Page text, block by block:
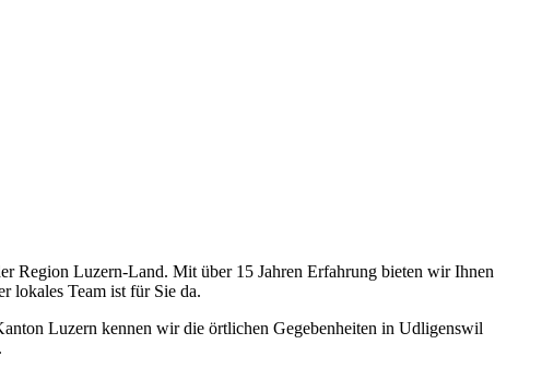
Region Luzern-Land. Mit über 15 Jahren Erfahrung bieten wir Ihnen
lokales Team ist für Sie da.
Luzern kennen wir die örtlichen Gegebenheiten in Udligenswil